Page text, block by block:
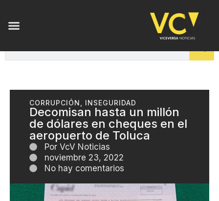
CORRUPCIÓN INSEGURIDAD
Decomisan hasta un millón
de dólares en cheques en el
aeropuerto de Toluca
Por VcV Noticias
noviembre 23, 2022
No hay comentarios